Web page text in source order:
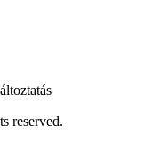
reserved.